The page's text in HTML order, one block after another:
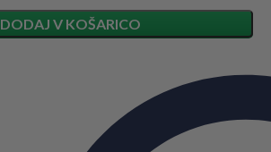
DODAJ V KOŠARICO